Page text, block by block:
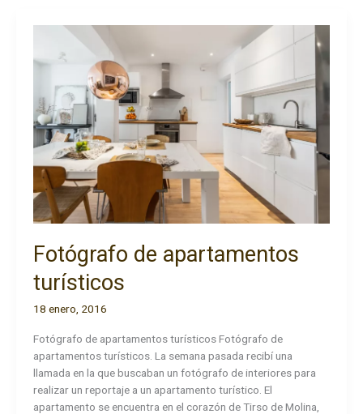
Fotógrafo de apartamentos
turísticos
18 enero, 2016
Fotógrafo de apartamentos turísticos Fotógrafo de
apartamentos turísticos. La semana pasada recibí una
llamada en la que buscaban un fotógrafo de interiores para
realizar un reportaje a un apartamento turístico. El
apartamento se encuentra en el corazón de Tirso de Molina,